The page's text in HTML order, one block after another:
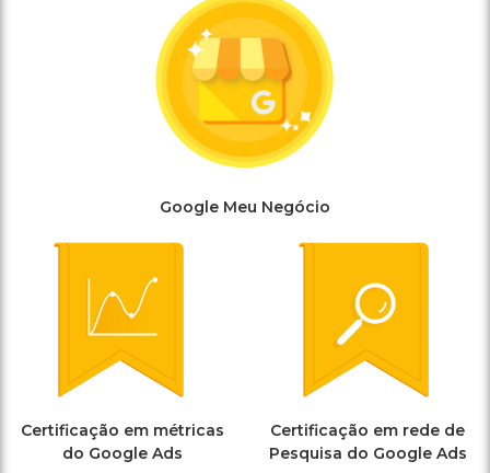
Google Meu Negócio
Certificação em métricas
do Google Ads
Certificação em rede de
Pesquisa do Google Ads